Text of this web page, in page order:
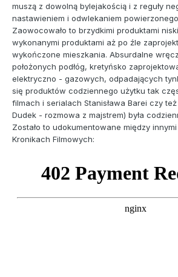
muszą z dowolną bylejakością i z reguły
nastawieniem i odwlekaniem
Zaowocowało to brzydkimi produktami
wykonanymi produktami aż po źle
wykończone mieszkania. Absurdalne
położonych podłóg, kretyńsko
elektryczno - gazowych, odpadających
się produktów codziennego użytku tak
filmach i serialach Stanisława Barei czy
Dudek - rozmowa z majstrem) była
Zostało to udokumentowane między
Kronikach Filmowych: